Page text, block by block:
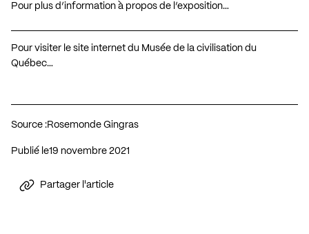
Pour plus d’information à propos de l’exposition…
Pour visiter le site internet du Musée de la civilisation du
Québec…
Source :Rosemonde Gingras
Publié le 19 novembre 2021
Partager l'article